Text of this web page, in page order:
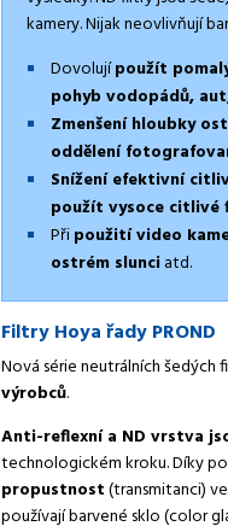
kamery. Nijak neovlivňují
Dovolujípoužít
pohyb vodopádů,
Zmenšení hloubky
oddělení
Snížení efektivní
použít vysoce citlivé
Připoužití video
ostrém slunciatd.
Filtry Hoya řady PROND
Nová série neutrálních šedých
výrobců.
Anti-reflexní a ND vrstva
technologickém kroku. Díky
propustnost(transmitanci)
používají barvené sklo (color